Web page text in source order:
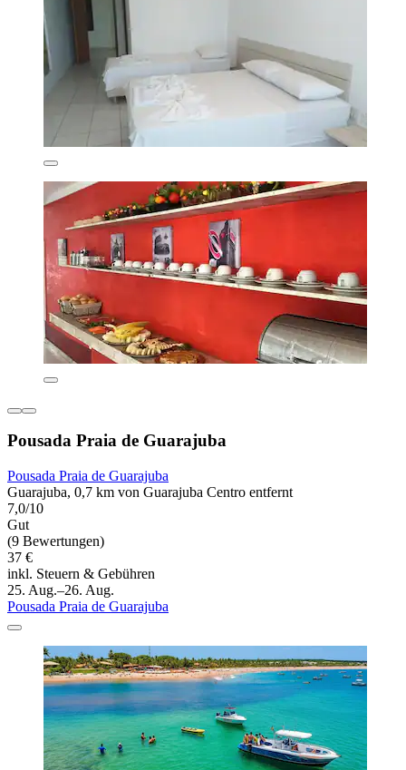
Pousada Praia de Guarajuba
Pousada Praia de Guarajuba
Guarajuba, 0,7 km von Guarajuba Centro entfernt
7,0/10
Gut
(9 Bewertungen)
37 €
inkl. Steuern & Gebühren
25. Aug.–26. Aug.
Pousada Praia de Guarajuba